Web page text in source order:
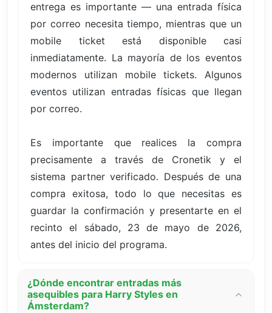
entrega es importante — una entrada física
por correo necesita tiempo, mientras que un
mobile ticket está disponible casi
inmediatamente. La mayoría de los eventos
modernos utilizan mobile tickets. Algunos
eventos utilizan entradas físicas que llegan
por correo.
Es importante que realices la compra
precisamente a través de Cronetik y el
sistema partner verificado. Después de una
compra exitosa, todo lo que necesitas es
guardar la confirmación y presentarte en el
recinto el sábado, 23 de mayo de 2026,
antes del inicio del programa.
¿Dónde encontrar entradas más
asequibles para Harry Styles en
Ámsterdam?